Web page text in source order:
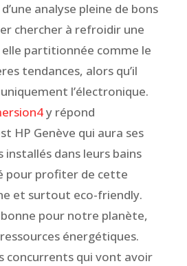
analyse pleine de bons
chercher à refroidir une
partitionnée comme le
tendances, alors qu’il
l’électronique.
y répond
HP Genève qui aura ses
installés dans leurs bains
pour profiter de cette
et surtout eco-friendly.
pour notre planète,
énergétiques.
concurrents qui vont avoir